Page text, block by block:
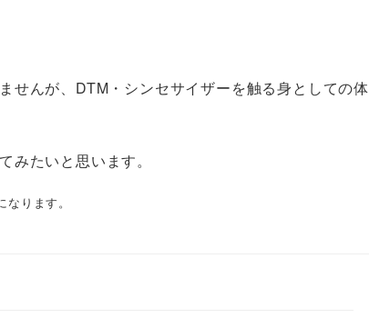
んが、DTM・シンセサイザーを触る身としての体
たいと思います。
ります。